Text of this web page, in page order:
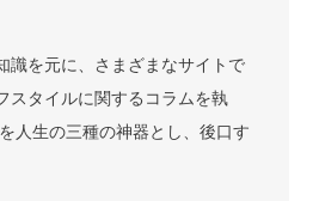
識を元に、さまざまなサイトで
スタイルに関するコラムを執
人生の三種の神器とし、後口す